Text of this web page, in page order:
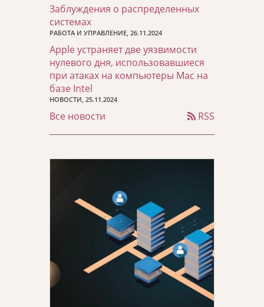
Заблуждения о распределенных
системах
РАБОТА И УПРАВЛЕНИЕ, 26.11.2024
Apple устраняет две уязвимости
нулевого дня, использовавшиеся
при атаках на компьютеры Mac на
базе Intel
НОВОСТИ, 25.11.2024
Все новости RSS